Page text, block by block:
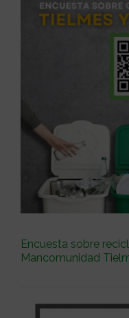
Encuesta sobre
Mancomunidad